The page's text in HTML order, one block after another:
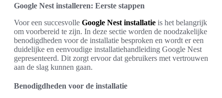
Google Nest installeren: Eerste stappen
Voor een succesvolle Google Nest installatie is het belangrijk
om voorbereid te zijn. In deze sectie worden de noodzakelijke
benodigdheden voor de installatie besproken en wordt er een
duidelijke en eenvoudige installatiehandleiding Google Nest
gepresenteerd. Dit zorgt ervoor dat gebruikers met vertrouwen
aan de slag kunnen gaan.
Benodigdheden voor de installatie